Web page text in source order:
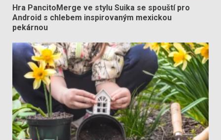
Hra PancitoMerge ve stylu Suika se spouští pro
Android s chlebem inspirovaným mexickou
pekárnou